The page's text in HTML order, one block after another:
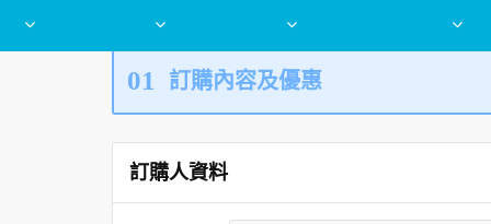
01 訂購內容及優惠
訂購人資料